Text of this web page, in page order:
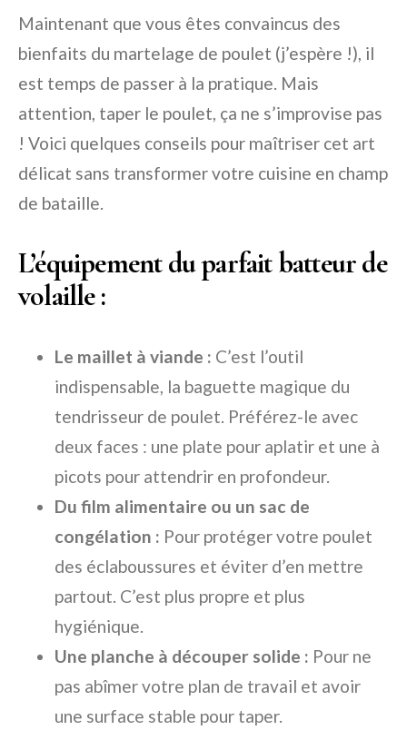
Maintenant que vous êtes convaincus des
bienfaits du martelage de poulet (j’espère !), il
est temps de passer à la pratique. Mais
attention, taper le poulet, ça ne s’improvise pas
! Voici quelques conseils pour maîtriser cet art
délicat sans transformer votre cuisine en champ
de bataille.
L’équipement du parfait batteur de
volaille :
Le maillet à viande : C’est l’outil
indispensable, la baguette magique du
tendrisseur de poulet. Préférez-le avec
deux faces : une plate pour aplatir et une à
picots pour attendrir en profondeur.
Du film alimentaire ou un sac de
congélation : Pour protéger votre poulet
des éclaboussures et éviter d’en mettre
partout. C’est plus propre et plus
hygiénique.
Une planche à découper solide : Pour ne
pas abîmer votre plan de travail et avoir
une surface stable pour taper.